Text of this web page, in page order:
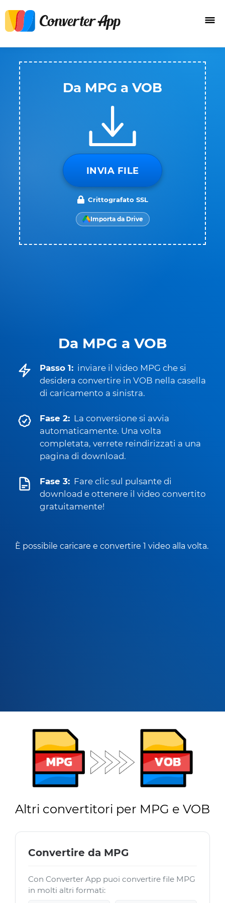
Da MPG a VOB
Passo 1: inviare il video MPG che si
desidera convertire in VOB nella casella
di caricamento a sinistra.
Fase 2: La conversione si avvia
automaticamente. Una volta
completata, verrete reindirizzati a una
pagina di download.
Fase 3: Fare clic sul pulsante di
download e ottenere il video convertito
gratuitamente!
È possibile caricare e convertire 1 video alla volta.
Da MPG a VOB
INVIA FILE
Crittografato SSL
Importa da Drive
Altri convertitori per MPG e VOB
Convertire da MPG
Con Converter App puoi convertire file MPG
in molti altri formati: